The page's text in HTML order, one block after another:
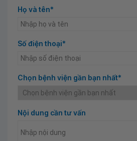
Họ và tên*
Số điện thoại*
Chọn bệnh viện gần bạn nhất*
Nội dung cần tư vấn